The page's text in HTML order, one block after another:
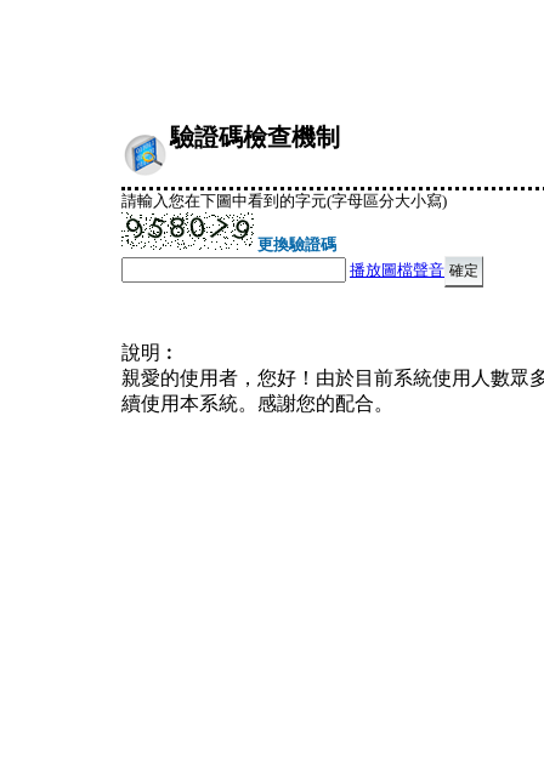
驗證碼檢查機制
請輸入您在下圖中看到的字元(字母區分大小寫)
更換驗證碼
播放圖檔聲音
說明︰
親愛的使用者，您好！由於目前系統使用人數眾
續使用本系統。感謝您的配合。